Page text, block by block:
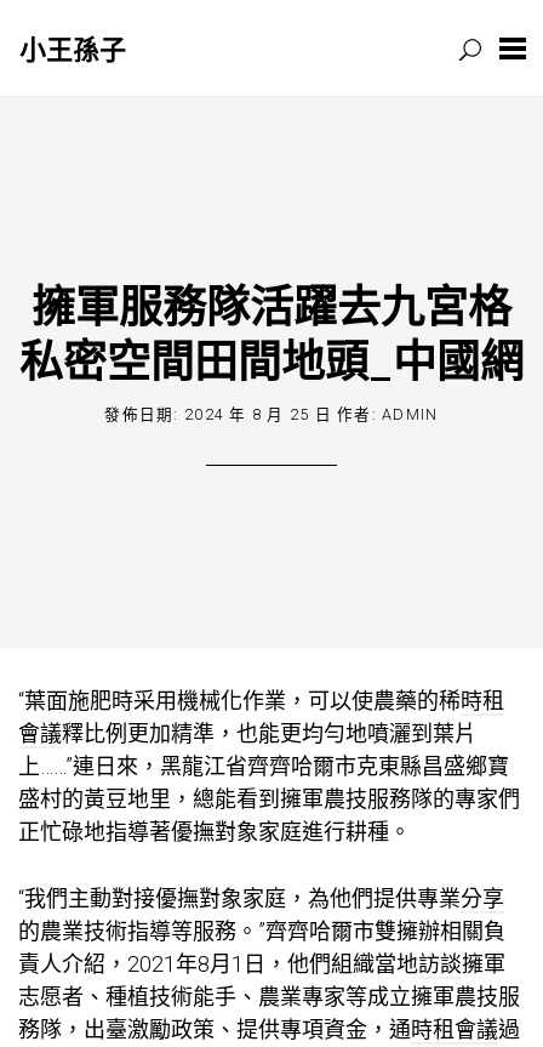
小王孫子
擁軍服務隊活躍去九宮格
私密空間田間地頭_中國網
發佈日期: 2024 年 8 月 25 日 作者:ADMIN
“葉面施肥時采用機械化作業，可以使農藥的稀時租
會議釋比例更加精準，也能更均勻地噴灑到葉片
上……”連日來，黑龍江省齊齊哈爾市克東縣昌盛鄉寶
盛村的黃豆地里，總能看到擁軍農技服務隊的專家們
正忙碌地指導著優撫對象家庭進行耕種。
“我們主動對接優撫對象家庭，為他們提供專業分享
的農業技術指導等服務。”齊齊哈爾市雙擁辦相關負
責人介紹，2021年8月1日，他們組織當地訪談擁軍
志愿者、種植技術能手、農業專家等成立擁軍農技服
務隊，出臺激勵政策、提供專項資金，通時租會議過